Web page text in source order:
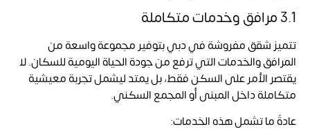
3.1 مرافق وخدمات متكاملة
تتميز شقق مفروشة في دبي بتوفير مجموعة واسعة من
المرافق والخدمات التي ترفع من جودة الحياة اليومية للسكان. لا
يقتصر الأمر على السكن فقط، بل يمتد ليشمل تجربة معيشية
متكاملة داخل المبنى أو المجمع السكني.
عادةً ما تشمل هذه الخدمات: